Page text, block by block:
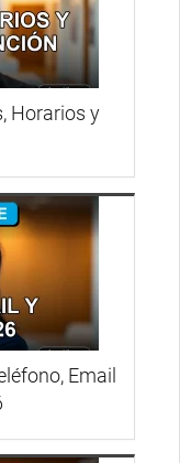
Horarios y
Email